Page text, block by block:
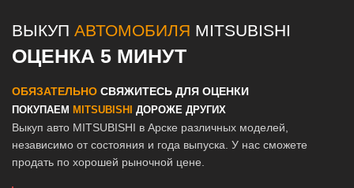
ВЫКУП АВТОМОБИЛЯ MITSUBISHI
ОЦЕНКА 5 МИНУТ
ОБЯЗАТЕЛЬНО СВЯЖИТЕСЬ ДЛЯ ОЦЕНКИ
ПОКУПАЕМ MITSUBISHI ДОРОЖЕ ДРУГИХ
Выкуп авто MITSUBISHI в Арске различных моделей,
независимо от состояния и года выпуска. У нас сможете
продать по хорошей рыночной цене.